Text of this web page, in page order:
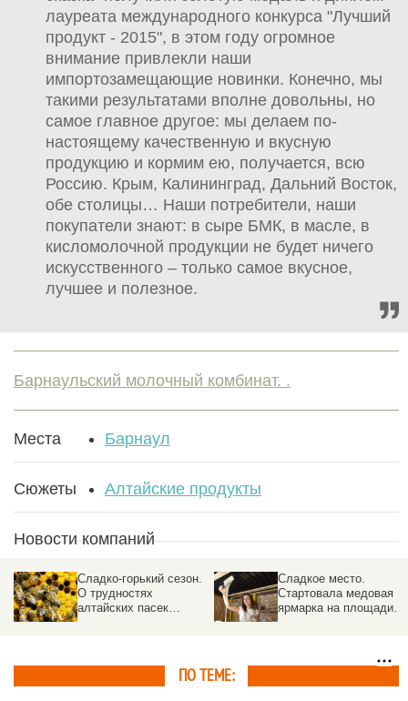
лауреата международного конкурса "Лучший
продукт - 2015", в этом году огромное
внимание привлекли наши
импортозамещающие новинки. Конечно, мы
такими результатами вполне довольны, но
самое главное другое: мы делаем по-
настоящему качественную и вкусную
продукцию и кормим ею, получается, всю
Россию. Крым, Калининград, Дальний Восток,
обе столицы… Наши потребители, наши
покупатели знают: в сыре БМК, в масле, в
кисломолочной продукции не будет ничего
искусственного – только самое вкусное,
лучшее и полезное.
Барнаульский молочный комбинат. .
Места Барнаул
Сюжеты Алтайские продукты
Новости компаний
Сладко-горький сезон.
О трудностях
алтайских пасек
Сладкое место.
Стартовала медовая
ярмарка на площади
ПО ТЕМЕ: